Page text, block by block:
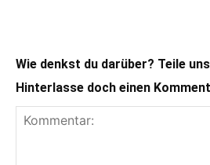
Wie denkst du darüber? Teile
Hinterlasse doch einen